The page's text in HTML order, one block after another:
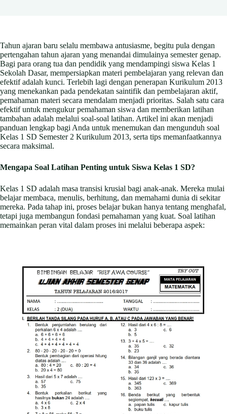
Tahun ajaran baru selalu membawa antusiasme, begitu pula dengan
pertengahan tahun ajaran yang menandai dimulainya semester genap.
Bagi para orang tua dan pendidik yang mendampingi siswa Kelas 1
Sekolah Dasar, mempersiapkan materi pembelajaran yang relevan dan
efektif adalah kunci. Terlebih lagi dengan penerapan Kurikulum 2013
yang menekankan pada pendekatan saintifik dan pembelajaran aktif,
pemahaman materi secara mendalam menjadi prioritas. Salah satu cara
efektif untuk mengukur pemahaman siswa dan memberikan latihan
tambahan adalah melalui soal-soal latihan. Artikel ini akan menjadi
panduan lengkap bagi Anda untuk menemukan dan mengunduh soal
Kelas 1 SD Semester 2 Kurikulum 2013, serta tips memanfaatkannya
secara maksimal.
Mengapa Soal Latihan Penting untuk Siswa Kelas 1 SD?
Kelas 1 SD adalah masa transisi krusial bagi anak-anak. Mereka mulai
belajar membaca, menulis, berhitung, dan memahami dunia di sekitar
mereka. Pada tahap ini, proses belajar bukan hanya tentang menghafal,
tetapi juga membangun fondasi pemahaman yang kuat. Soal latihan
memainkan peran vital dalam proses ini melalui beberapa aspek: